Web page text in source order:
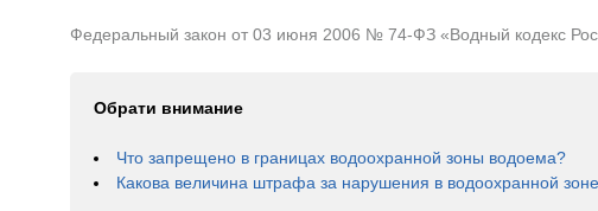
Федеральный закон от 03 июня 2006 № 74-ФЗ «Водный кодекс
Обрати внимание
Что запрещено в границах водоохранной зоны водоема?
Какова величина штрафа за нарушения в водоохранной